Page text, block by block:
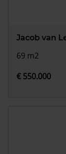
Jacob van
69 m2
€ 550.000